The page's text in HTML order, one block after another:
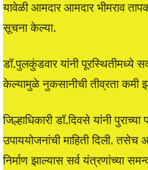
यावेळी आमदार आमदार भीमराव
सूचना केल्या.
डॉ.पुलकुंडवार यांनी पूरस्थितीमध्ये
केल्यामुळे नुकसानीची तीव्रता कमी
जिल्हाधिकारी डॉ.दिवसे यांनी पुराच्या
उपाययोजनांची माहिती दिली. तसेच
निर्माण झाल्यास सर्व यंत्रणांच्या